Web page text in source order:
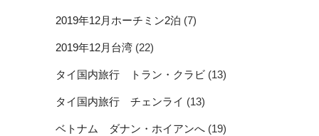
2019年12月ホーチミン2泊 (7)
2019年12月台湾 (22)
タイ国内旅行 トラン・クラビ (13)
タイ国内旅行 チェンライ (13)
ベトナム ダナン・ホイアンへ (19)